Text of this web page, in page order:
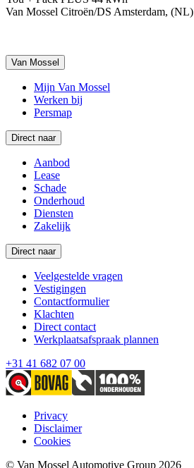
Van Mossel Citroën/DS Amsterdam, (NL)
Van Mossel
Mijn Van Mossel
Werken bij
Persmap
Direct naar
Aanbod
Lease
Schade
Onderhoud
Diensten
Zakelijk
Direct naar
Veelgestelde vragen
Vestigingen
Contactformulier
Klachten
Direct contact
Werkplaatsafspraak plannen
+31 41 682 07 00
Privacy
Disclaimer
Cookies
© Van Mossel Automotive Group 2026